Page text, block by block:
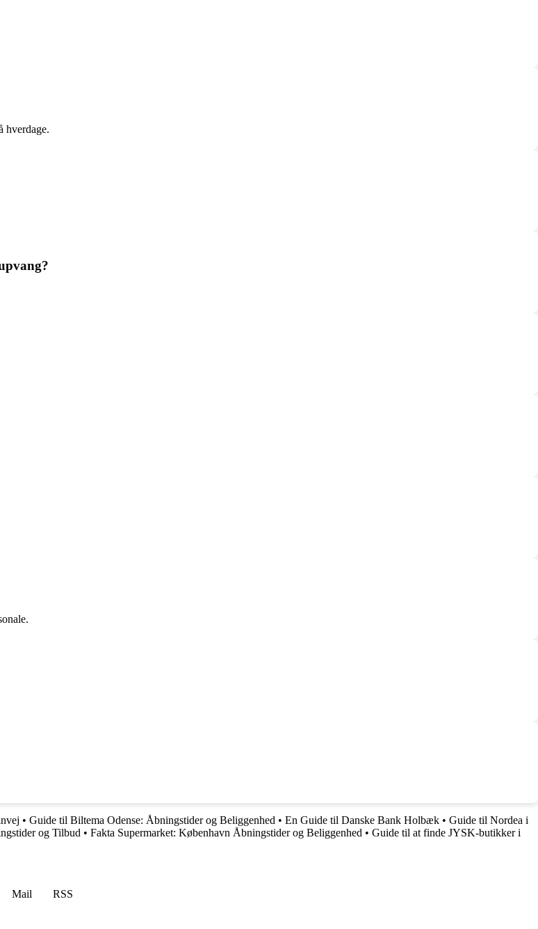
hverdage.
• Guide til Biltema Odense: Åbningstider og Beliggenhed • En Guide til Danske Bank Holbæk • Guide til Nordea i
og Tilbud • Fakta Supermarket: København Åbningstider og Beliggenhed • Guide til at finde JYSK-butikker i
Mail
RSS